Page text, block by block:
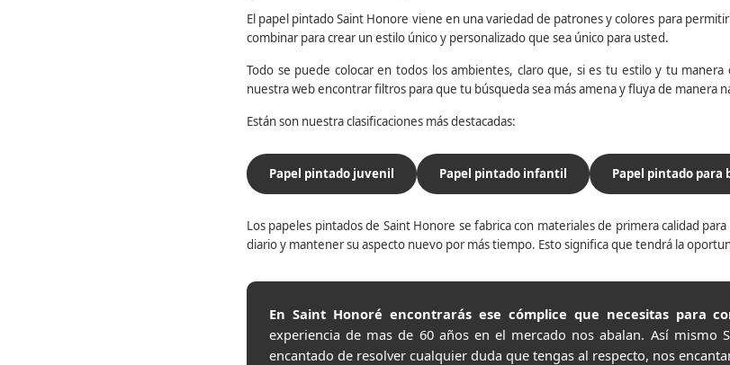
El papel pintado Saint Honore viene en una variedad de patrones y colores para
combinar para crear un estilo único y personalizado que sea único para usted.
Todo se puede colocar en todos los ambientes, claro que, si es tu estilo y tu
nuestra web encontrar filtros para que tu búsqueda sea más amena y fluya de manera
Están son nuestra clasificaciones más destacadas:
Papel pintado juvenil Papel pintado infantil Papel pintado para
Los papeles pintados de Saint Honore se fabrica con materiales de primera calidad
diario y mantener su aspecto nuevo por más tiempo. Esto significa que tendrá la
En Saint Honoré encontrarás ese cómplice que necesitas para
experiencia de mas de 60 años en el mercado nos abalan. Así
encantado de resolver cualquier duda que tengas al respecto, nos